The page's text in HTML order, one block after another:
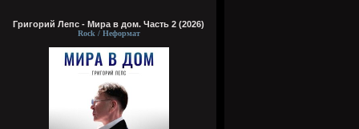
Григорий Лепс - Мира в дом. Часть 2 (2026)
Rock / Неформат